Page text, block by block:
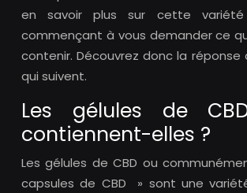
en savoir plus sur cette
commençant à vous demander ce
contenir. Découvrez donc la réponse
qui suivent.
Les gélules de
contiennent-elles ?
Les gélules de CBD ou
capsules de CBD » sont une